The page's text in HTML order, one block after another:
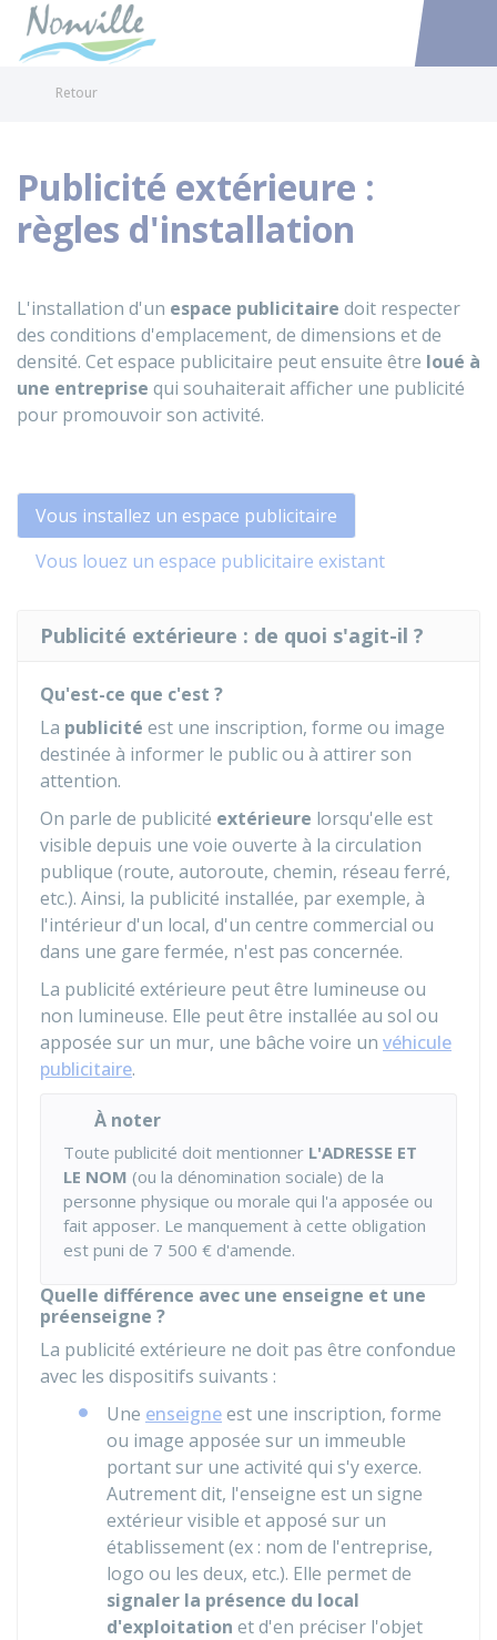
Accéder
Retour
Publicité extérieure :
règles d'installation
L'installation d'un espace publicitaire doit respecter
des conditions d'emplacement, de dimensions et de
densité. Cet espace publicitaire peut ensuite être loué à
une entreprise qui souhaiterait afficher une publicité
pour promouvoir son activité.
Vous installez un espace publicitaire
Vous louez un espace publicitaire existant
Publicité extérieure : de quoi s'agit-il ?
Qu'est-ce que c'est ?
La publicité est une inscription, forme ou image
destinée à informer le public ou à attirer son
attention.
On parle de publicité extérieure lorsqu'elle est
visible depuis une voie ouverte à la circulation
publique (route, autoroute, chemin, réseau ferré,
etc.). Ainsi, la publicité installée, par exemple, à
l'intérieur d'un local, d'un centre commercial ou
dans une gare fermée, n'est pas concernée.
La publicité extérieure peut être lumineuse ou
non lumineuse. Elle peut être installée au sol ou
apposée sur un mur, une bâche voire un véhicule
publicitaire.
À noter
Toute publicité doit mentionner L'ADRESSE ET
LE NOM (ou la dénomination sociale) de la
personne physique ou morale qui l'a apposée ou
fait apposer. Le manquement à cette obligation
est puni de 7 500 € d'amende.
Quelle différence avec une enseigne et une
préenseigne ?
La publicité extérieure ne doit pas être confondue
avec les dispositifs suivants :
Une enseigneest une inscription, forme
ou image apposée sur un immeuble
portant sur une activité qui s'y exerce.
Autrement dit, l'enseigne est un signe
extérieur visible et apposé sur un
établissement (ex : nom de l'entreprise,
logo ou les deux, etc.). Elle permet de
signaler la présence du local
d'exploitation et d'en préciser l'objet